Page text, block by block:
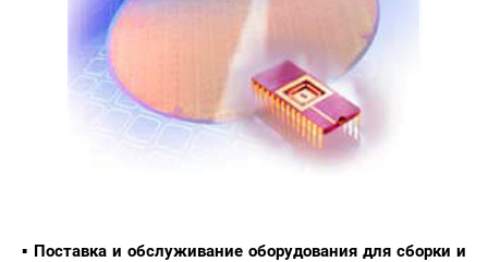
▪ Поставка и обслуживание оборудования для сборки и